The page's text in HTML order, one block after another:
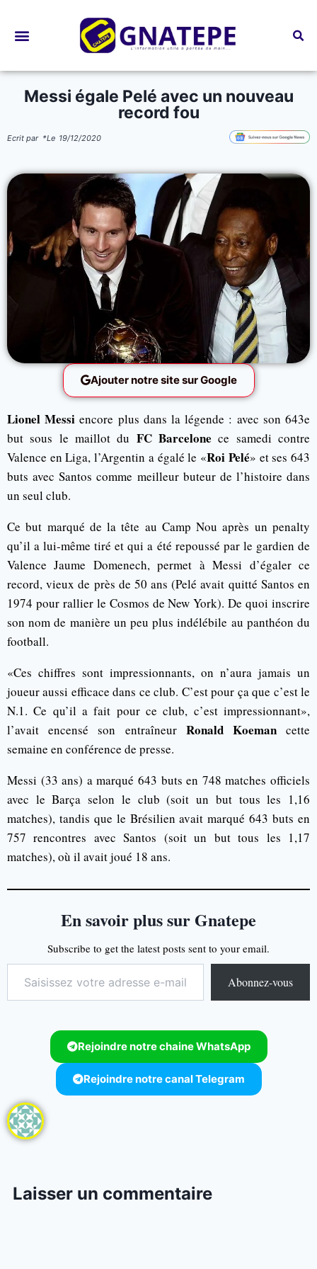
Messi égale Pelé avec un nouveau
record fou
Ecrit par *Le 19/12/2020
Ajouter notre site sur Google
Lionel Messi encore plus dans la légende : avec son 643e
but sous le maillot du FC Barcelone ce samedi contre
Valence en Liga, l’Argentin a égalé le «Roi Pelé» et ses 643
buts avec Santos comme meilleur buteur de l’histoire dans
un seul club.
Ce but marqué de la tête au Camp Nou après un penalty
qu’il a lui-même tiré et qui a été repoussé par le gardien de
Valence Jaume Domenech, permet à Messi d’égaler ce
record, vieux de près de 50 ans (Pelé avait quitté Santos en
1974 pour rallier le Cosmos de New York). De quoi inscrire
son nom de manière un peu plus indélébile au panthéon du
football.
«Ces chiffres sont impressionnants, on n’aura jamais un
joueur aussi efficace dans ce club. C’est pour ça que c’est le
N.1. Ce qu’il a fait pour ce club, c’est impressionnant»,
l’avait encensé son entraîneur Ronald Koemancette
semaine en conférence de presse.
Messi (33 ans) a marqué 643 buts en 748 matches officiels
avec le Barça selon le club (soit un but tous les 1,16
matches), tandis que le Brésilien avait marqué 643 buts en
757 rencontres avec Santos (soit un but tous les 1,17
matches), où il avait joué 18 ans.
En savoir plus sur Gnatepe
Subscribe to get the latest posts sent to your email.
Abonnez-vous
Rejoindre notre chaine WhatsApp
Rejoindre notre canal Telegram
Laisser un commentaire